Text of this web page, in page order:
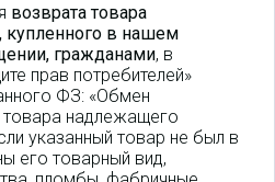
возврата товара
купленного в нашем
гражданами, в
прав потребителей»
ФЗ: «Обмен
товара надлежащего
указанный товар не был в
его товарный вид,